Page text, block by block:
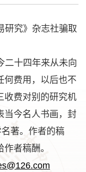
研究》杂志社骗取
二十四年来从未向
何费用，以后也不
收费对别的研究机
当今名人书画，封
著。作者的稿
者稿酬。